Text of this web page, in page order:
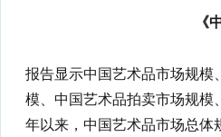
《
报告显示中国艺术品市场规模
模、中国艺术品拍卖市场规模
年以来，中国艺术品市场总体